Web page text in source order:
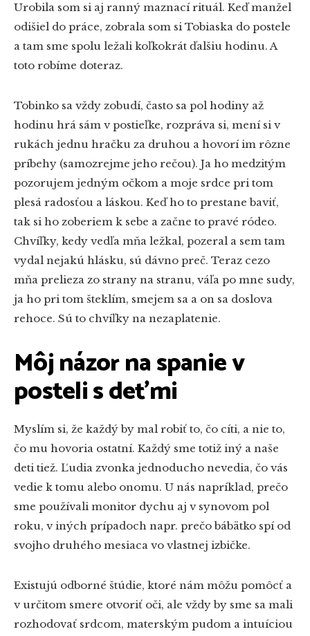
Urobila som si aj ranný maznací rituál. Keď manžel
odišiel do práce, zobrala som si Tobiaska do postele
a tam sme spolu ležali koľkokrát ďalšiu hodinu. A
toto robíme doteraz.
Tobinko sa vždy zobudí, často sa pol hodiny až
hodinu hrá sám v postieľke, rozpráva si, mení si v
rukách jednu hračku za druhou a hovorí im rôzne
príbehy (samozrejme jeho rečou). Ja ho medzitým
pozorujem jedným očkom a moje srdce pri tom
plesá radosťou a láskou. Keď ho to prestane baviť,
tak si ho zoberiem k sebe a začne to pravé ródeo.
Chvíľky, kedy vedľa mňa ležkal, pozeral a sem tam
vydal nejakú hlásku, sú dávno preč. Teraz cezo
mňa prelieza zo strany na stranu, váľa po mne sudy,
ja ho pri tom šteklím, smejem sa a on sa doslova
rehoce. Sú to chvíľky na nezaplatenie.
Môj názor na spanie v
posteli s deťmi
Myslím si, že každý by mal robiť to, čo cíti, a nie to,
čo mu hovoria ostatní. Každý sme totiž iný a naše
deti tiež. Ľudia zvonka jednoducho nevedia, čo vás
vedie k tomu alebo onomu. U nás napríklad, prečo
sme používali monitor dychu aj v synovom pol
roku, v iných prípadoch napr. prečo bábätko spí od
svojho druhého mesiaca vo vlastnej izbičke.
Existujú odborné štúdie, ktoré nám môžu pomôcť a
v určitom smere otvoriť oči, ale vždy by sme sa mali
rozhodovať srdcom, materským pudom a intuíciou